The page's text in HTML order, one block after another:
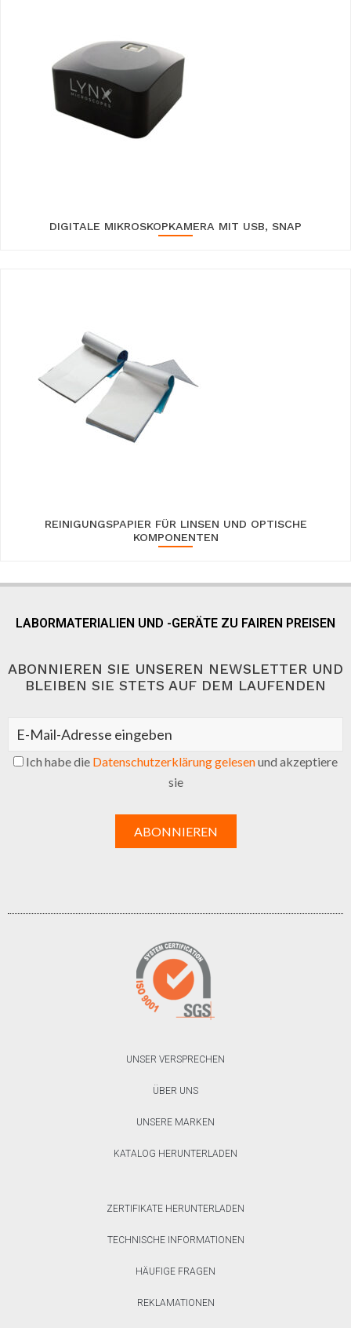
DIGITALE MIKROSKOPKAMERA MIT USB, SNAP
REINIGUNGSPAPIER FÜR LINSEN UND OPTISCHE
KOMPONENTEN
LABORMATERIALIEN UND -GERÄTE ZU FAIREN PREISEN
ABONNIEREN SIE UNSEREN NEWSLETTER UND
BLEIBEN SIE STETS AUF DEM LAUFENDEN
Ich habe die Datenschutzerklärung gelesenund akzeptiere
sie
UNSER VERSPRECHEN
ÜBER UNS
UNSERE MARKEN
KATALOG HERUNTERLADEN
ZERTIFIKATE HERUNTERLADEN
TECHNISCHE INFORMATIONEN
HÄUFIGE FRAGEN
REKLAMATIONEN